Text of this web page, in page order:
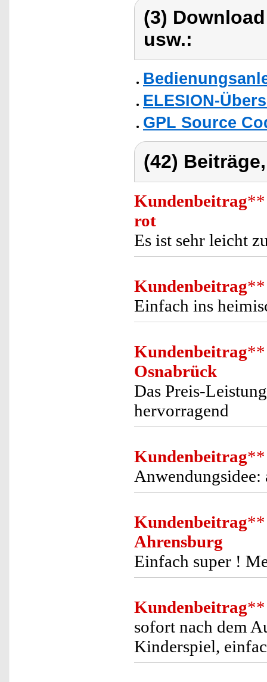
(3)
usw.:
ELESION-
GPL Source
(42)
Kundenbeitrag**
rot
Es ist sehr leicht
Kundenbeitrag**
Einfach ins
Kundenbeitrag**
Osnabrück
Das Preis-
hervorragend
Kundenbeitrag**
Anwendungsidee:
Kundenbeitrag**
Ahrensburg
Einfach super !
Kundenbeitrag**
sofort nach dem
Kinderspiel,